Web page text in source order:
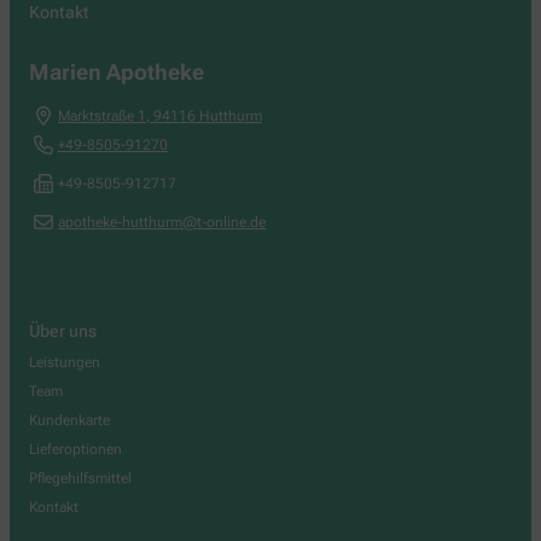
Kontakt
Marien Apotheke
Marktstraße 1 94116 Hutthurm
+49-8505-91270
+49-8505-912717
apotheke-hutthurm@t-online.de
Über uns
Leistungen
Team
Kundenkarte
Lieferoptionen
Pflegehilfsmittel
Kontakt